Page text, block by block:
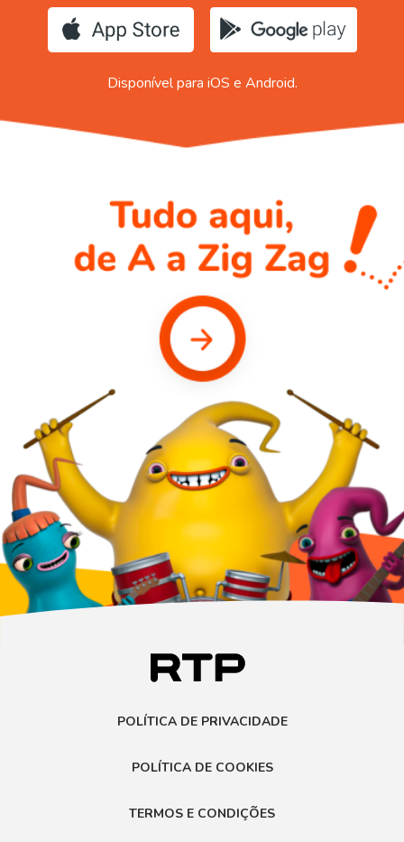
Disponível para iOS e Android.
POLÍTICA DE PRIVACIDADE
POLÍTICA DE COOKIES
TERMOS E CONDIÇÕES